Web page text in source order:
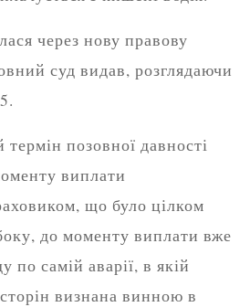
через нову правову
суд видав, розглядаючи
позовної давності
виплати
що було цілком
до моменту виплати вже
по самій аварії, в якій
визнана винною в